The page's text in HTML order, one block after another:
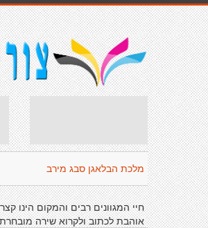
מלכת הבלאגן סבג מירב
חיי המגוונים רבים והמקום הינו
אוהבת לכתוב ולקרוא שירה